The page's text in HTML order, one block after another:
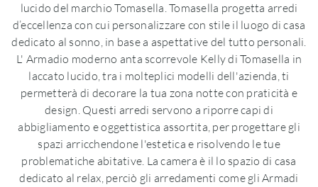
lucido del marchio Tomasella. Tomasella progetta arredi
d’eccellenza con cui personalizzare con stile il luogo di casa
dedicato al sonno, in base a aspettative del tutto personali.
L' Armadio moderno anta scorrevole Kelly di Tomasella in
laccato lucido, tra i molteplici modelli dell'azienda, ti
permetterà di decorare la tua zona notte con praticità e
design. Questi arredi servono a riporre capi di
abbigliamento e oggettistica assortita, per progettare gli
spazi arricchendone l'estetica e risolvendo le tue
problematiche abitative. La camera è il lo spazio di casa
dedicato al relax, perciò gli arredamenti come gli Armadi